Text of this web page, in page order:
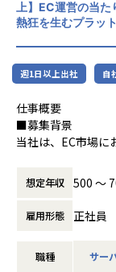
■関連記事
note（コインチ
e.com/coincheck
Company Deck（
Company
heck_recruit/
会社の規定に準ず
が事業のP/Lにど
ダイレクトに実
金融ドメイン特有
本質的でチャレン
ます。
プロダクト開発
ムアップのアプロ
最適なデータ・
いく経験が積めます
上】EC運営の当
熱狂を生むプラッ
週1日以上出社 自
仕事概要
■募集背景
当社は、EC市場に
固な基盤のもと、
成長するEC市場
化し、既存のパッ
ネクストエンジン
想定年収 500 〜
雇用形態 正社員
職種 サー